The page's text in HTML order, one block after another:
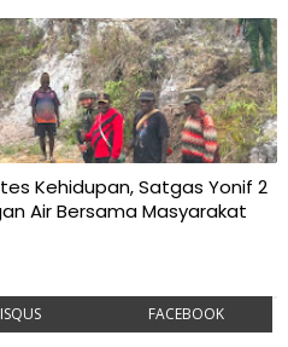
Kehidupan, Satgas Yonif 2
Air Bersama Masyarakat
FACEBOOK